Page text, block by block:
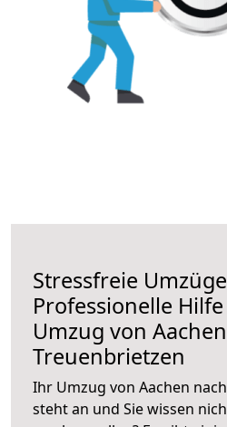
Stressfreie
Professionelle
Umzug von
Treuenbrietzen
Ihr Umzug von Aachen
steht an und Sie wissen